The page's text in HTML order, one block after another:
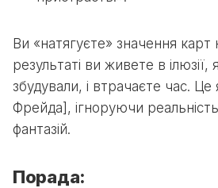
Ви «натягуєте» значення карт
результаті ви живете в ілюзії,
збудували, і втрачаєте час.
Фрейда], ігноруючи
фантазій.
Порада: